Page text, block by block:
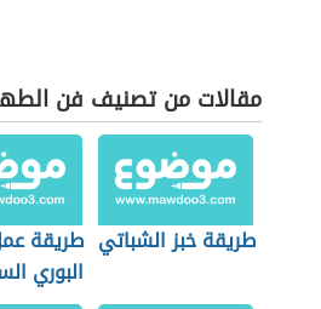
مقالات من تصنيف فن
طريقة خبز الشباتي طريقة
البوري